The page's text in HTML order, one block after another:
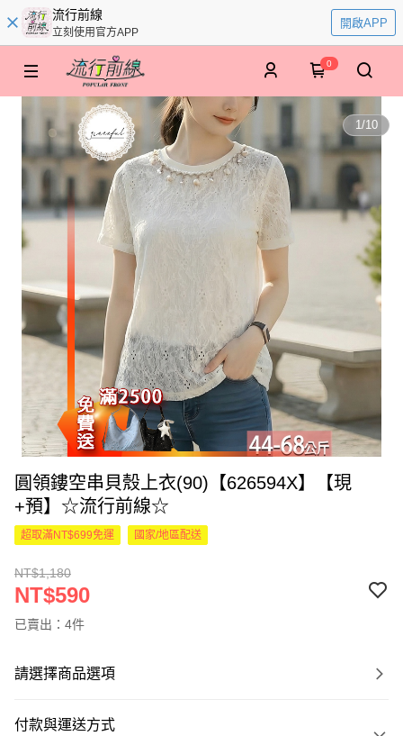
流行前線
立刻使用官方APP
開啟APP
0
1/10
圓領鏤空串貝殼上衣(90)【626594X】【現
+預】☆流行前線☆
超取滿NT$699免運 國家/地區配送
NT$1,180
NT$590
已賣出：4件
請選擇商品選項
付款與運送方式